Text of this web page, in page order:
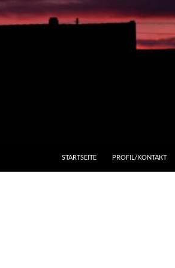
STARTSEITE PROFIL/KONTAKT